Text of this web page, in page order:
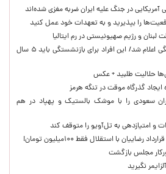
در جنگ علیه ایران ضربه مغزی شده‌اند
را بپذیرید و به تعهدات خود عمل کنید
لبنان و رژیم صهیونیستی در رم ایتالیا
فوری؛ شرط جدید بازنشستگی اعلام شد/ این افراد برای بازنشستگی باید ۵ سال
حلالیت طلبید + عکس
گذرگاه موقت در تنگه هرمز
سعودی را با موشک بالستیک و پهپاد در هم
و امتیازدهی به تل‌آویو را متوقف کند
با استقلال فقط ۱۰۰میلیون تومان!
مجلس بازگشت
نگیرید